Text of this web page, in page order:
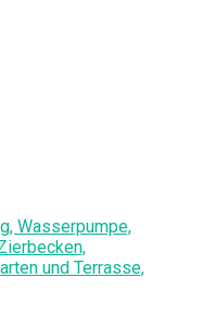
Wasserpumpe,
und Terrasse,